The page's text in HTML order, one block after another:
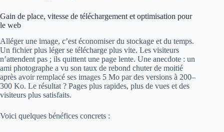
Gain de place, vitesse de téléchargement et optimisation pour
le web
Alléger une image, c’est économiser du stockage et du temps.
Un fichier plus léger se télécharge plus vite. Les visiteurs
n’attendent pas ; ils quittent une page lente. Une anecdote : un
ami photographe a vu son taux de rebond chuter de moitié
après avoir remplacé ses images 5 Mo par des versions à 200–
300 Ko. Le résultat ? Pages plus rapides, plus de vues et des
visiteurs plus satisfaits.
Voici quelques bénéfices concrets :